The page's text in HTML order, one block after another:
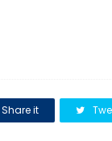
Share it